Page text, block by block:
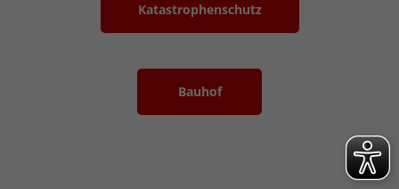
Katastrophenschutz
Bauhof